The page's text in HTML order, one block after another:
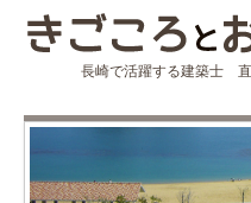
長崎で活躍する建築士